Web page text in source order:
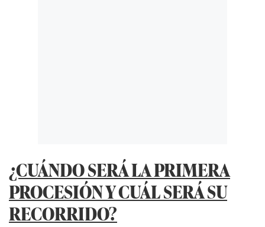
¿CUÁNDO SERÁ LA PRIMERA
PROCESIÓN Y CUÁL SERÁ SU
RECORRIDO?